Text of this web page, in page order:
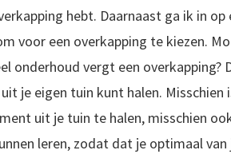
hebt. Daarnaast ga ik in
voor een overkapping te kiezen.
onderhoud vergt een
je eigen tuin kunt halen.
uit je tuin te halen, misschien
leren, zodat dat je optimaal